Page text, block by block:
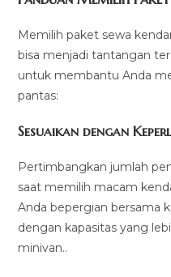
Memilih paket sewa
bisa menjadi tantangan
untuk membantu Anda
pantas:
Sesuaikan dengan
Pertimbangkan jumlah
saat memilih macam
Anda bepergian bersama
dengan kapasitas yang
minivan..